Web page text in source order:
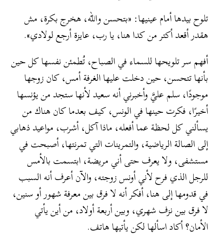
تلوح بيدها أمام عينيها: «بتحسن والله، هخرج بكرة، مش
هقدر أقعد أكتر من كدا هنا، يا رب، عايزة أرجع لولادي».
أفهم سر تلويحها للسماء في الصباح، تُطمئن نفسها كل حين
بأنها تتحسن، حين دخلت عليها الغرفة أمس، كان زوجها
موجودًا، سلم عليَّ وأخبرني أنه سعيد لأنها ستجد من يؤنسها
أخيرًا، فكرت حينها في الونس، كيف بعدما كان هناك من
يسألني كل لحظة عما أفعله، ماذا آكل، أشرب، مواعيد ذهابي
إلى الصالة الرياضية، والتمرينات التي تمرنتها، أصبحت في
مستشفى، ولا يعرف حتى أني مريضة، ابتسمت بالأمس
للرجل الذي فرح لأني أونس زوجته، والآن أعرف أنه السبب
في قدومها إلى هنا، أفكر أنه لا فرق بين معرفة شهور أو سنين،
لا فرق بين نزف شهري، وبين أربعة أولاد، من أين يأتي
الأمان؟ أكاد اسألها لكن يأتيها هاتف.